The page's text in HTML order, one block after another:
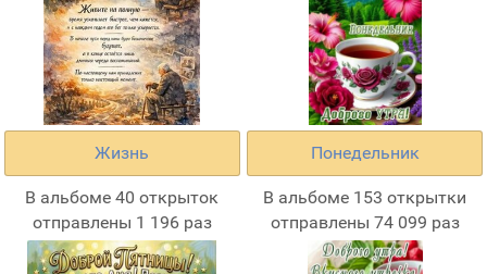
Жизнь
В альбоме 40 открыток
отправлены 1 196 раз
Понедельник
В альбоме 153 открытки
отправлены 74 099 раз